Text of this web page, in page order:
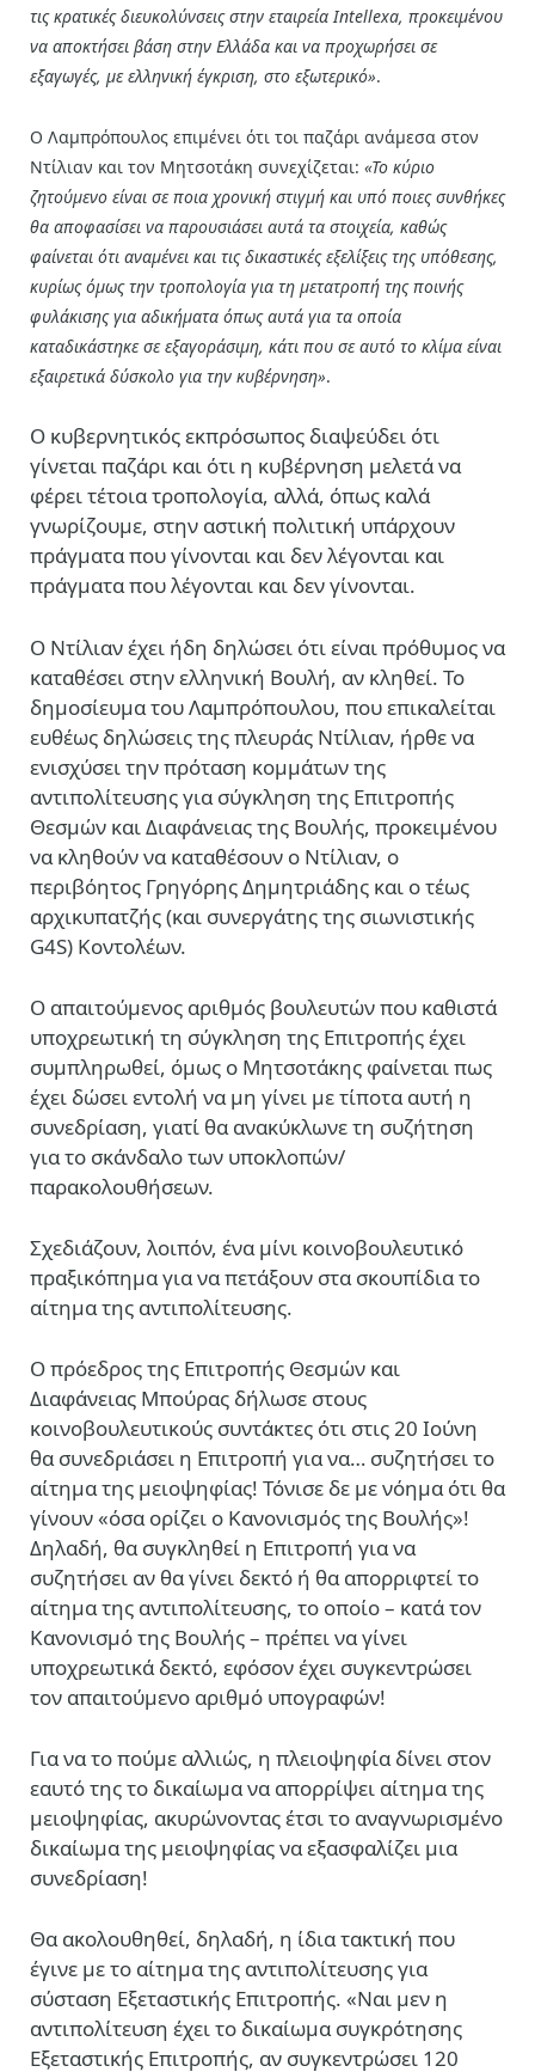
τις κρατικές διευκολύνσεις στην εταιρεία Intellexa, προκειμένου
να αποκτήσει βάση στην Ελλάδα και να προχωρήσει σε
εξαγωγές, με ελληνική έγκριση, στο εξωτερικό».
Ο Λαμπρόπουλος επιμένει ότι τοι παζάρι ανάμεσα στον
Ντίλιαν και τον Μητσοτάκη συνεχίζεται: «Το κύριο
ζητούμενο είναι σε ποια χρονική στιγμή και υπό ποιες συνθήκες
θα αποφασίσει να παρουσιάσει αυτά τα στοιχεία, καθώς
φαίνεται ότι αναμένει και τις δικαστικές εξελίξεις της υπόθεσης,
κυρίως όμως την τροπολογία για τη μετατροπή της ποινής
φυλάκισηςγια αδικήματα όπως αυτά για τα οποία
καταδικάστηκε σε εξαγοράσιμη, κάτι που σε αυτό το κλίμα είναι
εξαιρετικά δύσκολο για την κυβέρνηση».
Ο κυβερνητικός εκπρόσωπος διαψεύδει ότι
γίνεται παζάρι και ότι η κυβέρνηση μελετά να
φέρει τέτοια τροπολογία, αλλά, όπως καλά
γνωρίζουμε, στην αστική πολιτική υπάρχουν
πράγματα που γίνονται και δεν λέγονται και
πράγματα που λέγονται και δεν γίνονται.
Ο Ντίλιαν έχει ήδη δηλώσει ότι είναι πρόθυμος να
καταθέσει στην ελληνική Βουλή, αν κληθεί. Το
δημοσίευμα του Λαμπρόπουλου, που επικαλείται
ευθέως δηλώσεις της πλευράς Ντίλιαν, ήρθε να
ενισχύσει την πρόταση κομμάτων της
αντιπολίτευσης για σύγκληση της Επιτροπής
Θεσμών και Διαφάνειας της Βουλής, προκειμένου
να κληθούν να καταθέσουν ο Ντίλιαν, ο
περιβόητος Γρηγόρης Δημητριάδης και ο τέως
αρχικυπατζής (και συνεργάτης της σιωνιστικής
G4S) Κοντολέων.
Ο απαιτούμενος αριθμός βουλευτών που καθιστά
υποχρεωτική τη σύγκληση της Επιτροπής έχει
συμπληρωθεί, όμως ο Μητσοτάκης φαίνεται πως
έχει δώσει εντολή να μη γίνει με τίποτα αυτή η
συνεδρίαση, γιατί θα ανακύκλωνε τη συζήτηση
για το σκάνδαλο των υποκλοπών/
παρακολουθήσεων.
Σχεδιάζουν, λοιπόν, ένα μίνι κοινοβουλευτικό
πραξικόπημα για να πετάξουν στα σκουπίδια το
αίτημα της αντιπολίτευσης.
Ο πρόεδρος της Επιτροπής Θεσμών και
Διαφάνειας Μπούρας δήλωσε στους
κοινοβουλευτικούς συντάκτες ότι στις 20 Ιούνη
θα συνεδριάσει η Επιτροπή για να… συζητήσει το
αίτημα της μειοψηφίας! Τόνισε δε με νόημα ότι θα
γίνουν «όσα ορίζει ο Κανονισμός της Βουλής»!
Δηλαδή, θα συγκληθεί η Επιτροπή για να
συζητήσει αν θα γίνει δεκτό ή θα απορριφτεί το
αίτημα της αντιπολίτευσης, το οποίο – κατά τον
Κανονισμό της Βουλής – πρέπει να γίνει
υποχρεωτικά δεκτό, εφόσον έχει συγκεντρώσει
τον απαιτούμενο αριθμό υπογραφών!
Για να το πούμε αλλιώς, η πλειοψηφία δίνει στον
εαυτό της το δικαίωμα να απορρίψει αίτημα της
μειοψηφίας, ακυρώνοντας έτσι το αναγνωρισμένο
δικαίωμα της μειοψηφίας να εξασφαλίζει μια
συνεδρίαση!
Θα ακολουθηθεί, δηλαδή, η ίδια τακτική που
έγινε με το αίτημα της αντιπολίτευσης για
σύσταση Εξεταστικής Επιτροπής. «Ναι μεν η
αντιπολίτευση έχει το δικαίωμα συγκρότησης
Εξεταστικής Επιτροπής, αν συγκεντρώσει 120